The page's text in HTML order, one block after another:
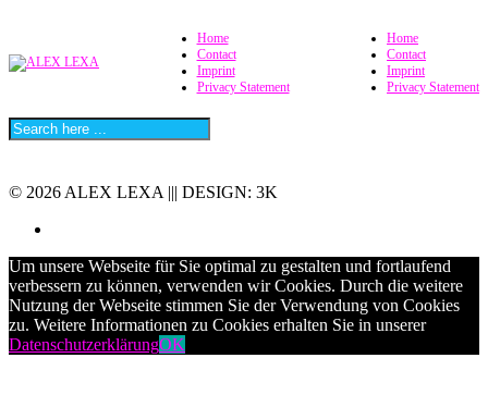
Home
Contact
Imprint
Privacy Statement
Home
Contact
Imprint
Privacy Statement
© 2026 ALEX LEXA ||| DESIGN: 3K
Um unsere Webseite für Sie optimal zu gestalten und fortlaufend
verbessern zu können, verwenden wir Cookies. Durch die weitere
Nutzung der Webseite stimmen Sie der Verwendung von Cookies
zu. Weitere Informationen zu Cookies erhalten Sie in unserer
DatenschutzerklärungOK